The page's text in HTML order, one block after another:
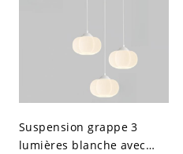
Suspension grappe 3
lumières blanche avec